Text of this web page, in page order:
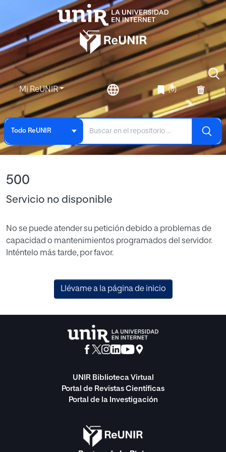
Mi ReUNIR (0)
Todo ReUNIR
500
Servicio no disponible
No se puede atender su petición debido a problemas de
capacidad o mantenimientos programados del servidor.
Inténtelo más tarde, por favor.
Llévame a la página de inicio
UNIR Biblioteca Virtual
Portal de Revistas Científicas
Portal de la Investigación